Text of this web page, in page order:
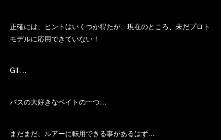
正確には、ヒントはいくつか得たが、現在のところ、未だプロト
モデルに応用できていない！
Gill…
バスの大好きなベイトの一つ…
まだまだ、ルアーに転用できる事があるはず…